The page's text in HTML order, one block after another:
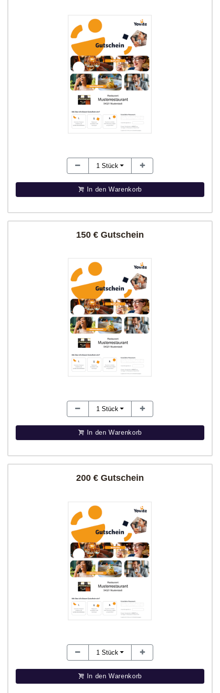
1 Stück
In den Warenkorb
150 € Gutschein
1 Stück
In den Warenkorb
200 € Gutschein
1 Stück
In den Warenkorb